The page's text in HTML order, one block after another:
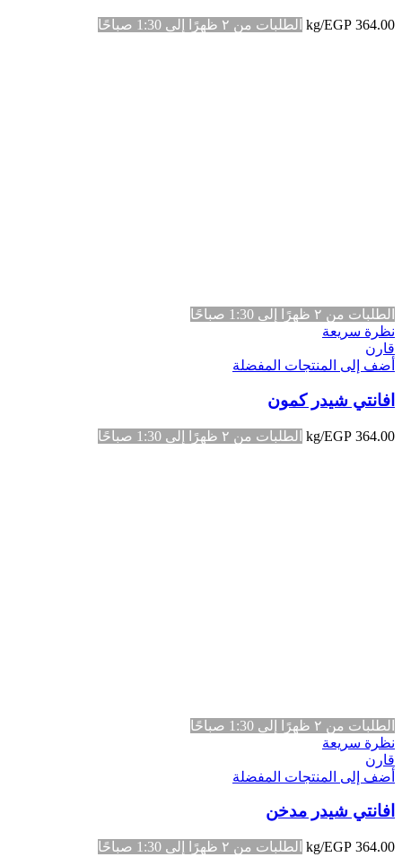
EGP 364.00
/kg الطلبات من ٢ ظهرًا إلى 1:30 صباحًا
الطلبات من ٢ ظهرًا إلى 1:30 صباحًا
نظرة سريعة
قارن
أضف إلى المنتجات المفضلة
افانتي شيدر كمون
EGP 364.00
/kg الطلبات من ٢ ظهرًا إلى 1:30 صباحًا
الطلبات من ٢ ظهرًا إلى 1:30 صباحًا
نظرة سريعة
قارن
أضف إلى المنتجات المفضلة
افانتي شيدر مدخن
EGP 364.00
/kg الطلبات من ٢ ظهرًا إلى 1:30 صباحًا